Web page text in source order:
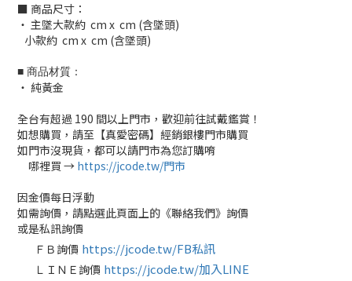
■ 商品尺寸：
‧ 主墜大款約 cm x cm (含墜頭)
小款約 cm x cm (含墜頭)
■ 商品材質：
‧ 純黃金
全台有超過 190 間以上門市，歡迎前往試戴鑑賞！
如想購買，請至【真愛密碼】經銷銀樓門市購買
如門市沒現貨，都可以請門市為您訂購唷
哪裡買 → https://jcode.tw/門市
因金價每日浮動
如需詢價，請點選此頁面上的《聯絡我們》詢價
或是私訊詢價
ＦＢ詢價 https://jcode.tw/FB私訊
ＬＩＮＥ詢價 https://jcode.tw/加入LINE